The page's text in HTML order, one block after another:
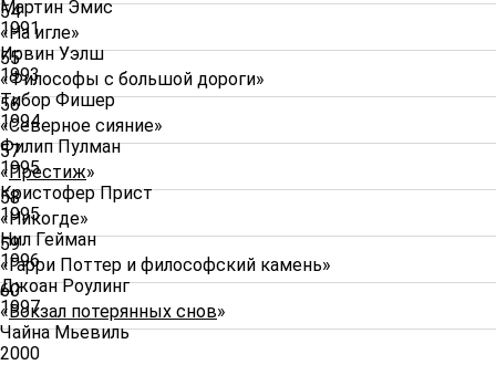
Мартин Эмис
1991
54
«На игле»
Ирвин Уэлш
1993
55
«Философы с большой дороги»
Тибор Фишер
1994
56
«Северное сияние»
Филип Пулман
1995
57
«Престиж»
Кристофер Прист
1995
58
«Никогде»
Нил Гейман
1996
59
«Гарри Поттер и философский камень»
Джоан Роулинг
1997
60
«Вокзал потерянных снов»
Чайна Мьевиль
2000